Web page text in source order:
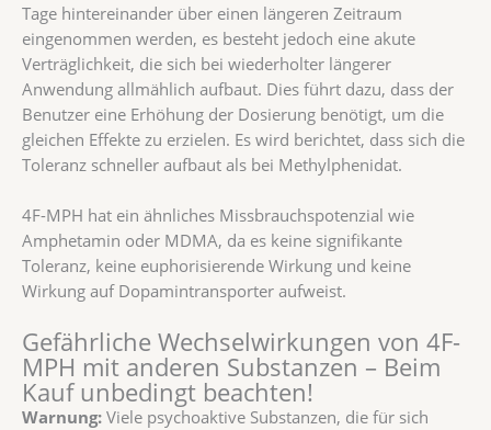
Tage hintereinander über einen längeren Zeitraum
eingenommen werden, es besteht jedoch eine akute
Verträglichkeit, die sich bei wiederholter längerer
Anwendung allmählich aufbaut. Dies führt dazu, dass der
Benutzer eine Erhöhung der Dosierung benötigt, um die
gleichen Effekte zu erzielen. Es wird berichtet, dass sich die
Toleranz schneller aufbaut als bei Methylphenidat.
4F-MPH hat ein ähnliches Missbrauchspotenzial wie
Amphetamin oder MDMA, da es keine signifikante
Toleranz, keine euphorisierende Wirkung und keine
Wirkung auf Dopamintransporter aufweist.
Gefährliche Wechselwirkungen von 4F-
MPH mit anderen Substanzen – Beim
Kauf unbedingt beachten!
Warnung: Viele psychoaktive Substanzen, die für sich